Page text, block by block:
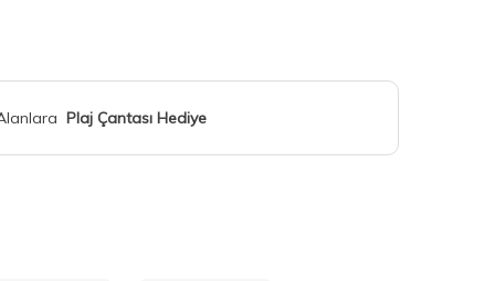
Plaj Çantası Hediye